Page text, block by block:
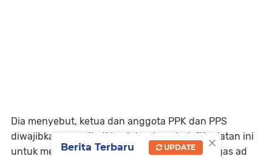
Dia menyebut, ketua dan anggota PPK dan PPS
diwajibkan mengikuti kegiatan tersebut. "Kegiatan ini
untuk mematangkan pengetahuan para petugas ad
×
Berita Terbaru UPDATE